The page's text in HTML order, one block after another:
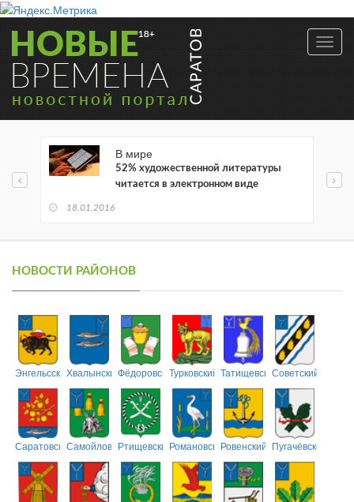
В мире
52% художественной литературы
читается в электронном виде
18.01.2016
НОВОСТИ РАЙОНОВ
ЭнгельсскийХвалынскийФёдоровскийТурковский ТатищевскийСоветский
СаратовскийСамойловскийРтищевскийРомановскийРовенский Пугачёвский